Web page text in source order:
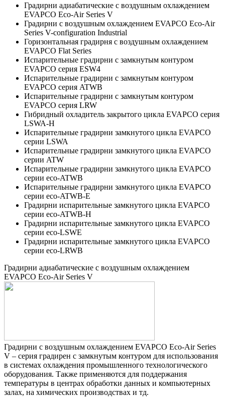
Градирни адиабатические с воздушным охлаждением
EVAPCO Eco-Air Series V
Градирни с воздушным охлаждением EVAPCO Eco-Air
Series V-configuration Industrial
Горизонтальная градирня с воздушным охлаждением
EVAPCO Flat Series
Испарительные градирни с замкнутым контуром
EVAPCO серия ESW4
Испарительные градирни с замкнутым контуром
EVAPCO серия ATWB
Испарительные градирни с замкнутым контуром
EVAPCO серия LRW
Гибридный охладитель закрытого цикла EVAPCO серия
LSWA-H
Испарительные градирни замкнутого цикла EVAPCO
серии LSWA
Испарительные градирни замкнутого цикла EVAPCO
серии ATW
Испарительные градирни замкнутого цикла EVAPCO
серии eco-ATWB
Испарительные градирни замкнутого цикла EVAPCO
серии eco-ATWB-E
Градирни испарительные замкнутого цикла EVAPCO
серии eco-ATWB-H
Градирни испарительные замкнутого цикла EVAPCO
серии eco-LSWE
Градирни испарительные замкнутого цикла EVAPCO
серии eco-LRWB
Градирни адиабатические с воздушным охлаждением
EVAPCO Eco-Air Series V
Градирни с воздушным охлаждением EVAPCO Eco-Air Series
V – серия градирен с замкнутым контуром для использования
в системах охлаждения промышленного технологического
оборудования. Также применяются для поддержания
температуры в центрах обработки данных и компьютерных
залах, на химических производствах и тд.